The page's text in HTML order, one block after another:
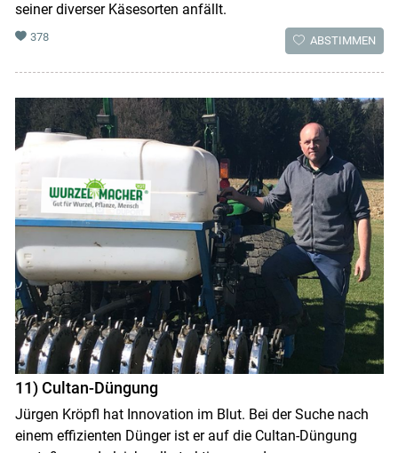
seiner diverser Käsesorten anfällt.
378 ABSTIMMEN
11) Cultan-Düngung
Jürgen Kröpfl hat Innovation im Blut. Bei der Suche nach
einem effizienten Dünger ist er auf die Cultan-Düngung